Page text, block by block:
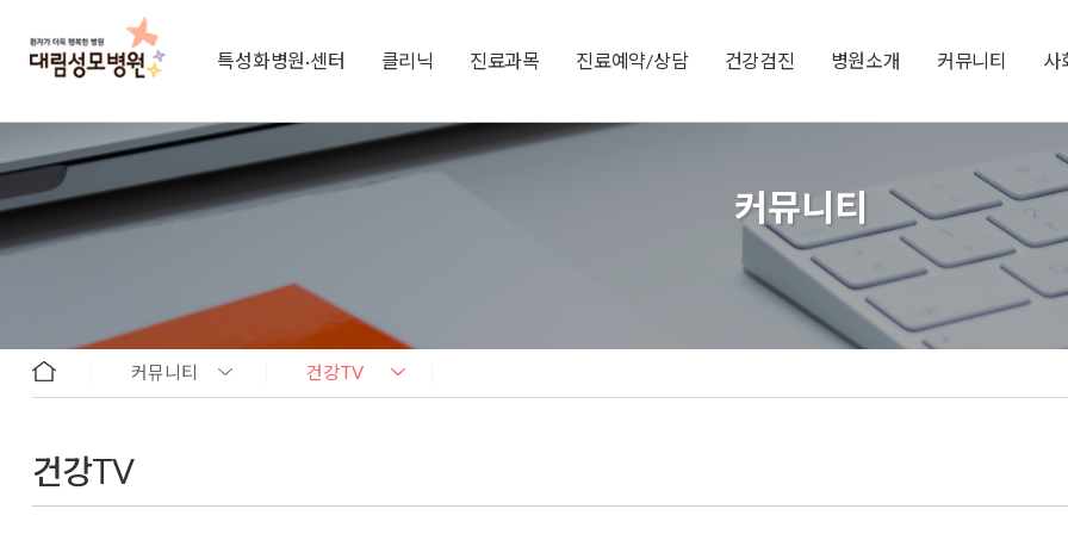
특성화병원·센터 클리닉 진료과목 진료예약/상담 건강검진 병원소개 커뮤니티 사
커뮤니티
커뮤니티 건강TV
건강TV